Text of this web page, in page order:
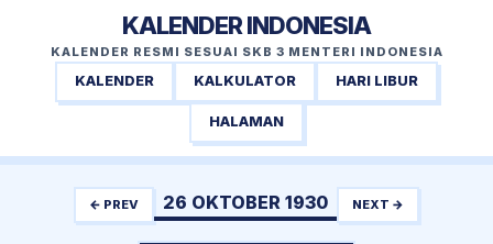
KALENDER INDONESIA
KALENDER RESMI SESUAI SKB 3 MENTERI INDONESIA
KALENDER KALKULATOR HARI LIBUR
HALAMAN
← PREV 26 OKTOBER 1930 NEXT →